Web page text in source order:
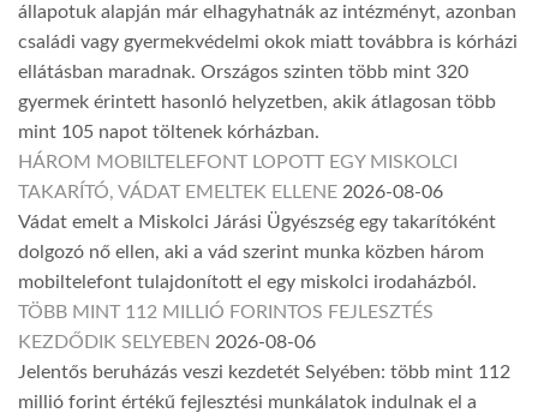
állapotuk alapján már elhagyhatnák az intézményt, azonban
családi vagy gyermekvédelmi okok miatt továbbra is kórházi
ellátásban maradnak. Országos szinten több mint 320
gyermek érintett hasonló helyzetben, akik átlagosan több
mint 105 napot töltenek kórházban.
HÁROM MOBILTELEFONT LOPOTT EGY MISKOLCI
TAKARÍTÓ, VÁDAT EMELTEK ELLENE 2026-08-06
Vádat emelt a Miskolci Járási Ügyészség egy takarítóként
dolgozó nő ellen, aki a vád szerint munka közben három
mobiltelefont tulajdonított el egy miskolci irodaházból.
TÖBB MINT 112 MILLIÓ FORINTOS FEJLESZTÉS
KEZDŐDIK SELYEBEN 2026-08-06
Jelentős beruházás veszi kezdetét Selyében: több mint 112
millió forint értékű fejlesztési munkálatok indulnak el a